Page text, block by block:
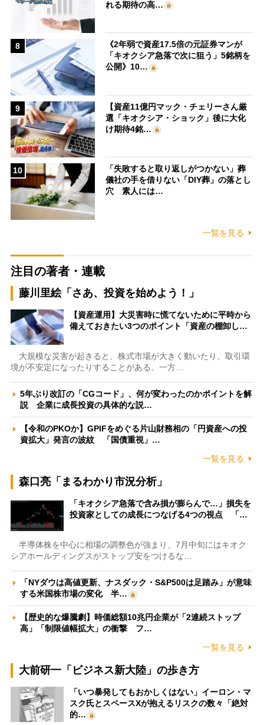
れる期待の高…
8
《2年弱で資産17.5倍の元証券マンが
「キオクシア急落で次に狙う」5銘柄を
公開》10…
9
【資産11億円マック・チェリーさん厳
選「キオクシア・ショック」後に大化
け期待4銘…
10
「失敗すると取り返しがつかない」葬
儀社の手を借りない「DIY葬」の落とし
穴 素人には…
一覧を見る
注目の著者・連載
藤川里絵「さあ、投資を始めよう！」
【資産運用】大災害時に慌てないために平時から
備えておきたい3つのポイント「資産の棚卸し…
大規模な災害が起きると、株式市場が大きく動いたり、取引環
境が不安定になったりすることがある。一方…
5年ぶり改訂の「CGコード」、何が変わったのかポイントを解
説 企業に成長投資の具体的な説…
【令和のPKOか】GPIFをめぐる片山財務相の「円資産への投
資拡大」発言の波紋 「国債重視」…
一覧を見る
森口亮「まるわかり市況分析」
「キオクシア急落で含み損が膨らんで…」損失を
投資家としての成長につなげる4つの視点 「…
半導体株を中心に相場の調整色が強まり、7月中旬にはキオク
シアホールディングスがストップ安をつけるな…
「NYダウは高値更新、ナスダック・S&P500は足踏み」が意味
する米国株市場の変化 半…
【歴史的な爆騰劇】時価総額10兆円企業が「2連続ストップ
高」「制限値幅拡大」の衝撃 フ…
一覧を見る
大前研一「ビジネス新大陸」の歩き方
「いつ暴発してもおかしくはない」イーロン・マ
スク氏とスペースXが抱えるリスクの数々「絶対
的…